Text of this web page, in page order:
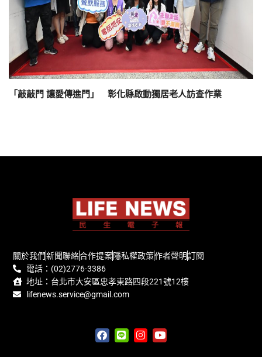
「敲敲門 讓愛傳進門」 彰化縣啟動獨居老人訪查作業
關於我們新聞聯絡合作提案隱私權政策作者聲明訂閱
電話：(02)2776-3386
地址：台北市大安區忠孝東路四段221號12樓
lifenews.service@gmail.com